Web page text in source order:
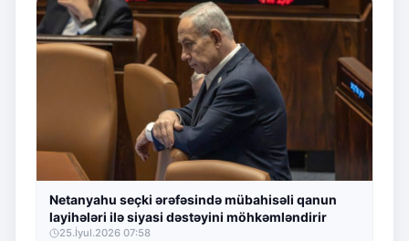
Netanyahu seçki ərəfəsində mübahisəli qanun
layihələri ilə siyasi dəstəyini möhkəmləndirir
25.İyul.2026 07:58